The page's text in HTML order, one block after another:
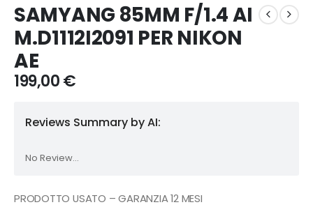
SAMYANG 85MM F/1.4 AI
M.D1112I2091 PER NIKON
AE
199,00€
Reviews Summary by AI:
No Review...
PRODOTTO USATO – GARANZIA 12 MESI